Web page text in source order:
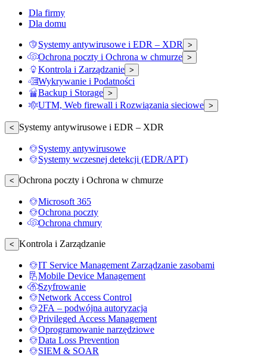
Dla firmy
Dla domu
Systemy antywirusowe i EDR – XDR >
Ochrona poczty i Ochrona w chmurze >
Kontrola i Zarządzanie >
Wykrywanie i Podatności
Backup i Storage >
UTM, Web firewall i Rozwiązania sieciowe >
< Systemy antywirusowe i EDR – XDR
Systemy antywirusowe
Systemy wczesnej detekcji (EDR/APT)
< Ochrona poczty i Ochrona w chmurze
Microsoft 365
Ochrona poczty
Ochrona chmury
< Kontrola i Zarządzanie
IT Service Management Zarządzanie zasobami
Mobile Device Management
Szyfrowanie
Network Access Control
2FA – podwójna autoryzacja
Privileged Access Management
Oprogramowanie narzędziowe
Data Loss Prevention
SIEM & SOAR